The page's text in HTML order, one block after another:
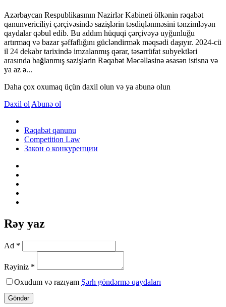
Azərbaycan Respublikasının Nazirlər Kabineti ölkənin rəqabət
qanunvericiliyi çərçivəsində sazişlərin təsdiqlənməsini tənzimləyən
qaydalar qəbul edib. Bu addım hüquqi çərçivəyə uyğunluğu
artırmaq və bazar şəffaflığını gücləndirmək məqsədi daşıyır. 2024-cü
il 24 dekabr tarixində imzalanmış qərar, təsərrüfat subyektləri
arasında bağlanmış sazişlərin Rəqabət Məcəlləsinə əsasən istisna və
ya az ə...
Daha çox oxumaq üçün daxil olun və ya abunə olun
Daxil ol Abunə ol
Rəqabət qanunu
Competition Law
Закон о конкуренции
Rəy yaz
Ad *
Rəyiniz *
Oxudum və razıyam Şərh göndərmə qaydaları
Göndər